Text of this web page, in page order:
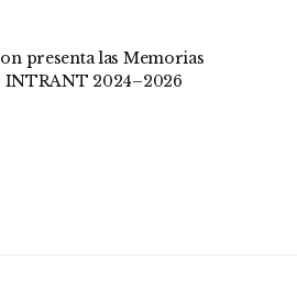
presenta las Memorias
INTRANT 2024–2026